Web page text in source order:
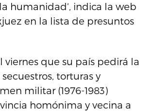
humanidad’, indica la web
en la lista de presuntos
que su país pedirá la
torturas y
militar (1976-1983)
homónima y vecina a